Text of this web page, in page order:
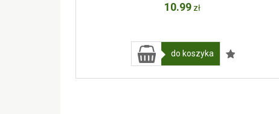
10.99 zł
do koszyka